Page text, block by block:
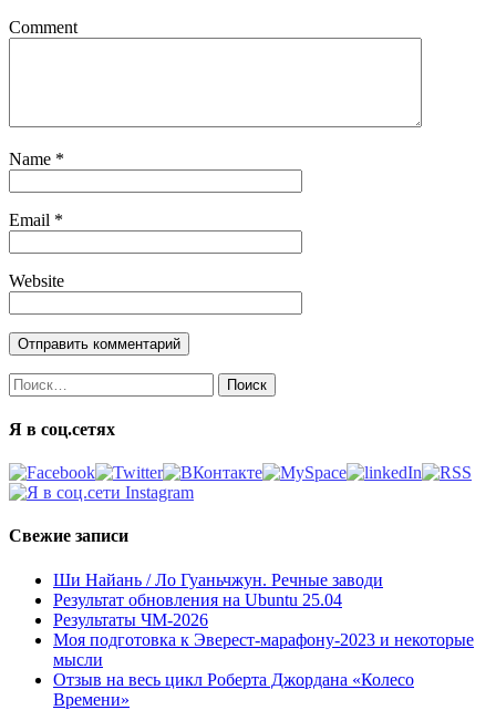
Comment
Name *
Email *
Website
Найти:
Я в соц.сетях
Свежие записи
Ши Найань / Ло Гуаньчжун. Речные заводи
Результат обновления на Ubuntu 25.04
Результаты ЧМ-2026
Моя подготовка к Эверест-марафону-2023 и некоторые
мысли
Отзыв на весь цикл Роберта Джордана «Колесо
Времени»